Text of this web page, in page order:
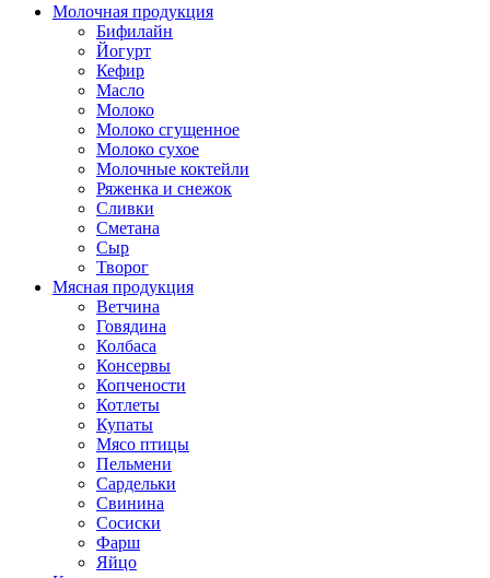
Молочная продукция
Бифилайн
Йогурт
Кефир
Масло
Молоко
Молоко сгущенное
Молоко сухое
Молочные коктейли
Ряженка и снежок
Сливки
Сметана
Сыр
Творог
Мясная продукция
Ветчина
Говядина
Колбаса
Консервы
Копчености
Котлеты
Купаты
Мясо птицы
Пельмени
Сардельки
Свинина
Сосиски
Фарш
Яйцо